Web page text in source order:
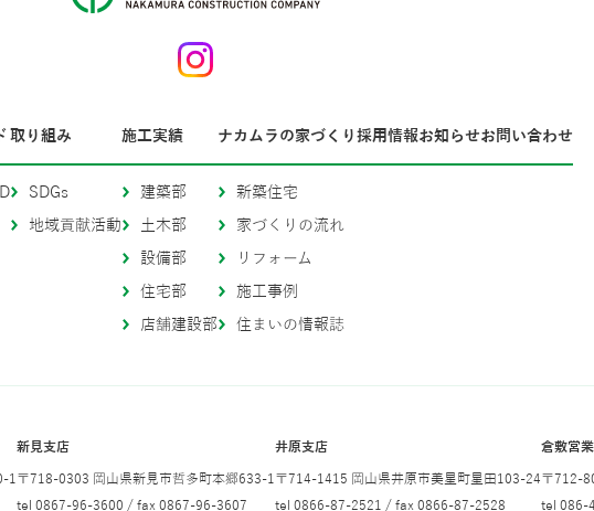
取り組み
SDGs
地域貢献活動
施工実績
建築部
土木部
設備部
住宅部
店舗建設部
ナカムラの家づくり
新築住宅
家づくりの流れ
リフォーム
施工事例
住まいの情報誌
採用情報お知らせお問い合わせ
1
新見支店
〒718-0303 岡山県新見市哲多町本郷633-1
tel 0867-96-3600 / fax 0867-96-3607
井原支店
〒714-1415 岡山県井原市美星町星田103-24
tel 0866-87-2521 / fax 0866-87-2528
倉敷営
〒712-
tel 086-